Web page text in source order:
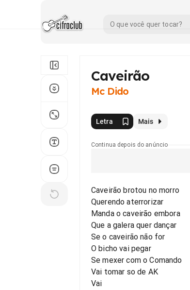
Caveirão
Mc Dido
Letra Mais
Continua depois do anúncio
Caveirão brotou no morro
Querendo aterrorizar
Manda o caveirão embora
Que a galera quer dançar
Se o caveirão não for
O bicho vai pegar
Se mexer com o Comando
Vai tomar so de AK
Vai